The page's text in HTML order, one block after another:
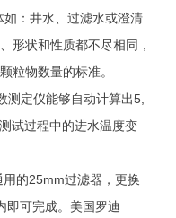
：井水、过滤水或澄清
形状和性质都不尽相同，
粒物数量的标准。
定仪能够自动计算出5,
试过程中的进水温度变
的25mm过滤器，更换
即可完成。美国罗迪